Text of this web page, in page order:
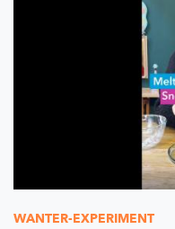
WANTER-EXPERIMENT